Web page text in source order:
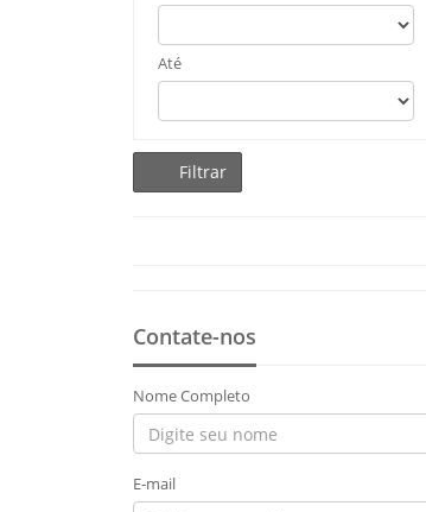
Até
Filtrar
Contate-nos
Nome Completo
E-mail